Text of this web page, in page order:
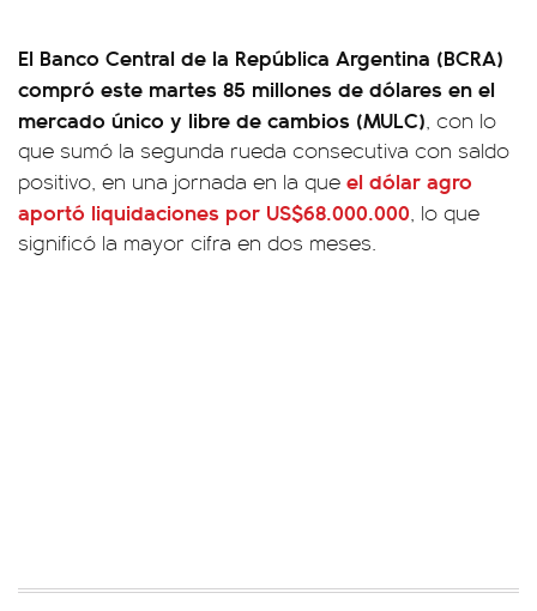
El Banco Central de la República Argentina (BCRA)
compró este martes 85 millones de dólares en el
mercado único y libre de cambios (MULC), con lo
que sumó la segunda rueda consecutiva con saldo
positivo, en una jornada en la que el dólar agro
aportó liquidaciones por US$68.000.000, lo que
significó la mayor cifra en dos meses.